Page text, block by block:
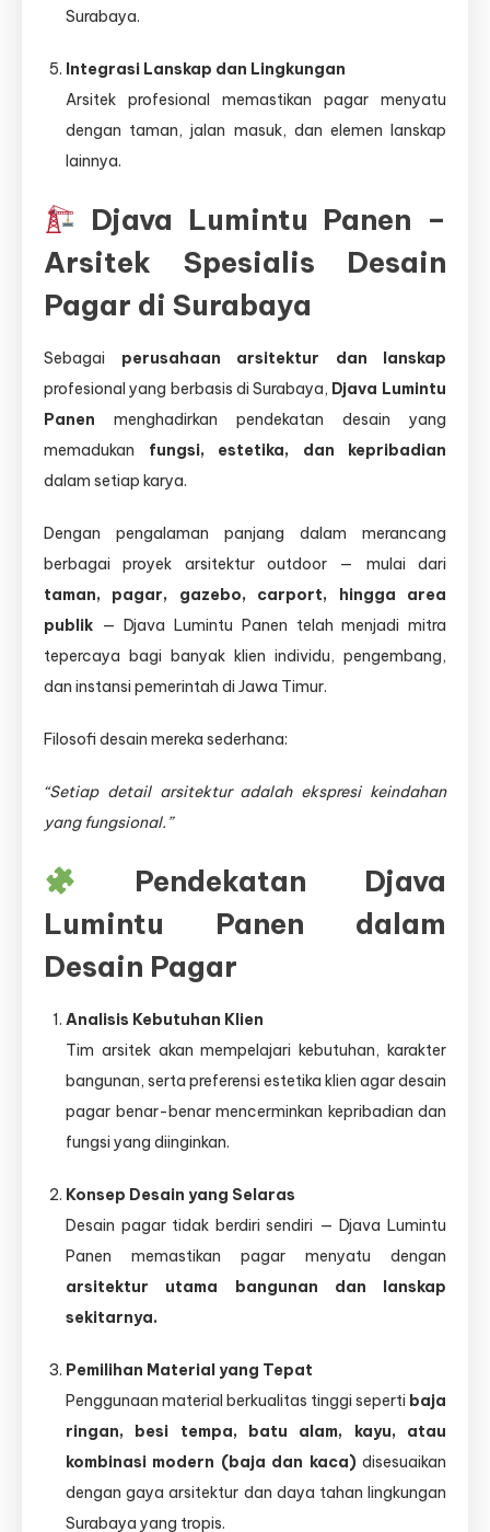
Surabaya.
Integrasi Lanskap dan Lingkungan
Arsitek profesional memastikan pagar menyatu
dengan taman, jalan masuk, dan elemen lanskap
lainnya.
Djava Lumintu Panen –
Arsitek Spesialis Desain
Pagar di Surabaya
Sebagai perusahaan arsitektur dan lanskap
profesional yang berbasis di Surabaya, Djava Lumintu
Panen menghadirkan pendekatan desain yang
memadukan fungsi, estetika, dan kepribadian
dalam setiap karya.
Dengan pengalaman panjang dalam merancang
berbagai proyek arsitektur outdoor — mulai dari
taman, pagar, gazebo, carport, hingga area
publik — Djava Lumintu Panen telah menjadi mitra
tepercaya bagi banyak klien individu, pengembang,
dan instansi pemerintah di Jawa Timur.
Filosofi desain mereka sederhana:
“Setiap detail arsitektur adalah ekspresi keindahan
yang fungsional.”
Pendekatan Djava
Lumintu Panen dalam
Desain Pagar
Analisis Kebutuhan Klien
Tim arsitek akan mempelajari kebutuhan, karakter
bangunan, serta preferensi estetika klien agar desain
pagar benar-benar mencerminkan kepribadian dan
fungsi yang diinginkan.
Konsep Desain yang Selaras
Desain pagar tidak berdiri sendiri — Djava Lumintu
Panen memastikan pagar menyatu dengan
arsitektur utama bangunan dan lanskap
sekitarnya.
Pemilihan Material yang Tepat
Penggunaan material berkualitas tinggi seperti baja
ringan, besi tempa, batu alam, kayu, atau
kombinasi modern (baja dan kaca)disesuaikan
dengan gaya arsitektur dan daya tahan lingkungan
Surabaya yang tropis.